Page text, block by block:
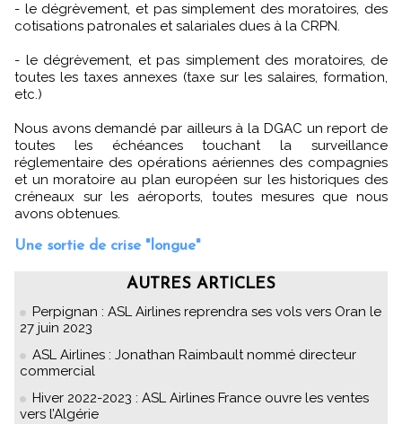
- le dégrèvement, et pas simplement des moratoires, des
cotisations patronales et salariales dues à la CRPN.
- le dégrèvement, et pas simplement des moratoires, de
toutes les taxes annexes (taxe sur les salaires, formation,
etc.)
Nous avons demandé par ailleurs à la DGAC un report de
toutes les échéances touchant la surveillance
réglementaire des opérations aériennes des compagnies
et un moratoire au plan européen sur les historiques des
créneaux sur les aéroports, toutes mesures que nous
avons obtenues.
Une sortie de crise "longue"
AUTRES ARTICLES
Perpignan : ASL Airlines reprendra ses vols vers Oran le
27 juin 2023
ASL Airlines : Jonathan Raimbault nommé directeur
commercial
Hiver 2022-2023 : ASL Airlines France ouvre les ventes
vers l’Algérie